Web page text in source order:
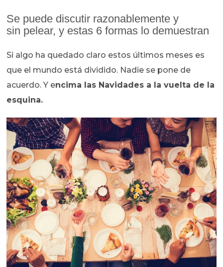
Se puede discutir razonablemente y
sin pelear, y estas 6 formas lo demuestran
Si algo ha quedado claro estos últimos meses es
que el mundo está dividido. Nadie se pone de
acuerdo. Y encima las Navidades a la vuelta de la
esquina.